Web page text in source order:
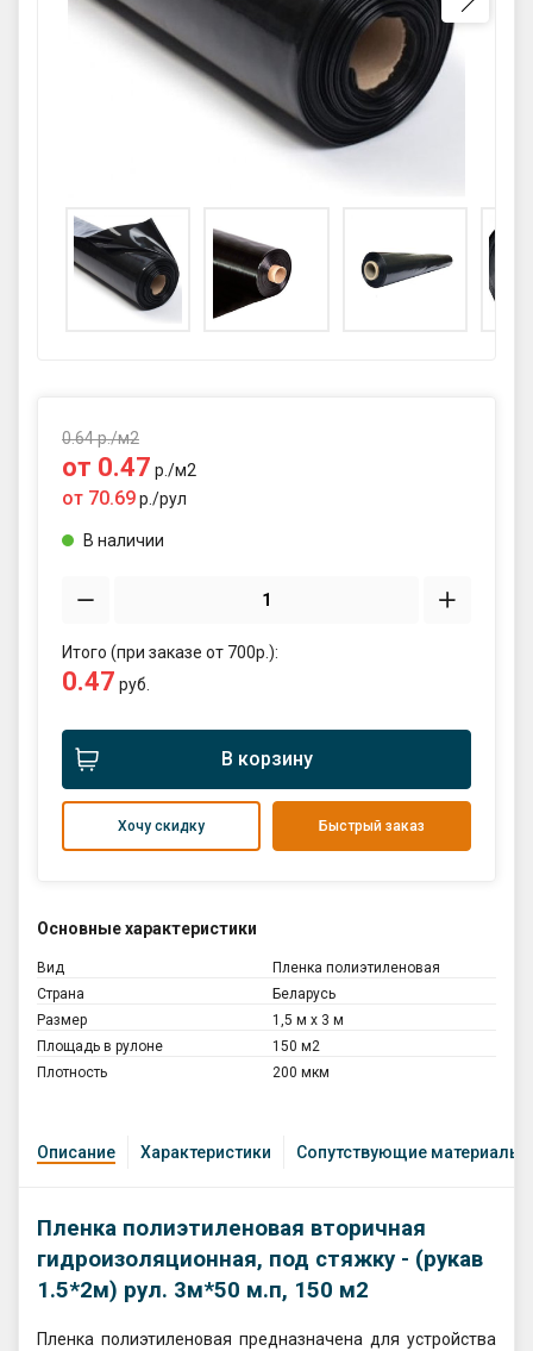
GPS координаты проезда к
складу:
53.85987990162563,27.420653302
Основные характеристики
Вид
Пленка полиэтиленовая
Страна
Беларусь
Размер
1,5 м х 3 м
Площадь в рулоне
150 м2
Плотность
200 мкм
0.64р./м2
от 0.47 р./м2
от 70.69р./рул
В наличии
Итого (при заказе от 700р.):
0.47 руб.
В корзину
Хочу скидку Быстрый заказ
Описание Характеристики Сопутствующие материалы
Пленка полиэтиленовая вторичная
гидроизоляционная, под стяжку - (рукав
1.5*2м) рул. 3м*50 м.п, 150 м2
Пленка полиэтиленовая предназначена для устройства